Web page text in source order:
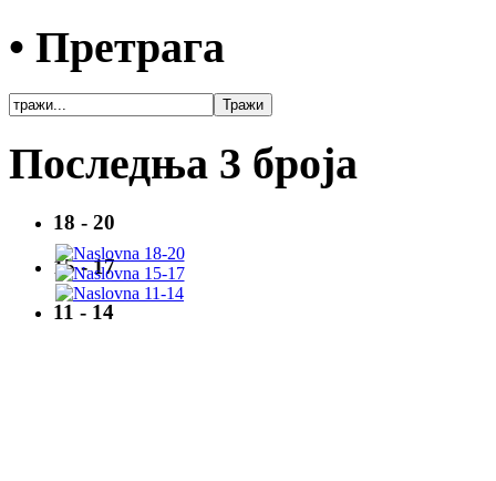
• Претрага
Последња 3 броја
18 - 20
15 - 17
11 - 14